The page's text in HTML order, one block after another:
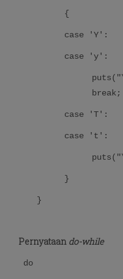
{
case 'Y':
case 'y':
break;
case 'T':
case 't':
}
}
Pernyataan do-while
do